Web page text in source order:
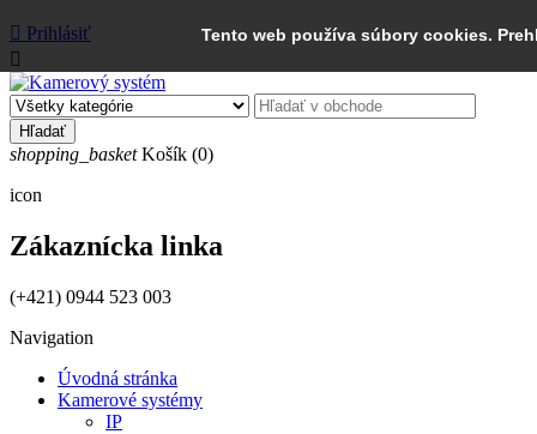
Tento web používa súbory cookies.
 Prihlásiť

Hľadať
shopping_basket Košík (0)
icon
Zákaznícka linka
(+421) 0944 523 003
Navigation
Úvodná stránka
Kamerové systémy
IP